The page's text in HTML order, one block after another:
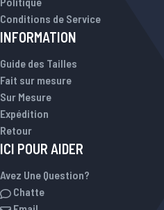
Conditions de Service
INFORMATION
Guide des Tailles
Fait sur mesure
Sur Mesure
Expédition
Retour
ICI POUR AIDER
Avez Une Question?
Chatte